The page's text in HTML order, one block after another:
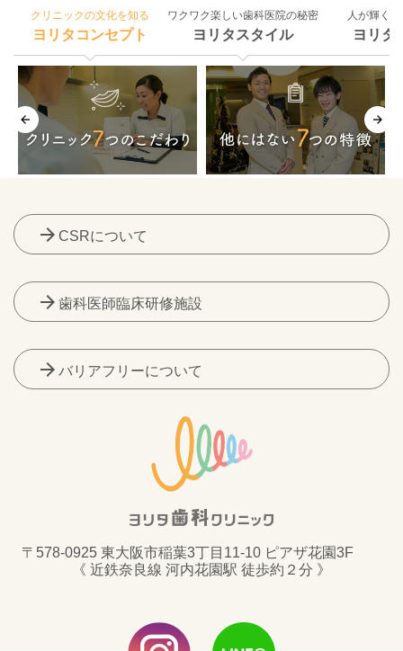
クリニックの文化を知る
ヨリタコンセプト
ワクワク楽しい歯科医院の秘密
ヨリタスタイル
人が輝く
ヨリタ
arrow_forward CSRについて
arrow_forward 歯科医師臨床研修施設
arrow_forward バリアフリーについて
〒578-0925 東大阪市稲葉3丁目11-10 ピアザ花園3F
《 近鉄奈良線 河内花園駅 徒歩約２分 》